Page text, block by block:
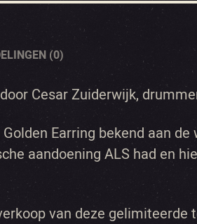
(0)
Cesar Zuiderwijk,
Earring bekend aan
aandoening ALS had en
van deze gelimiteerde